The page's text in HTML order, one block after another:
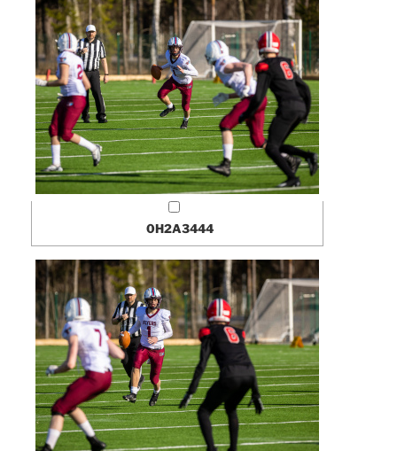
0H2A3444